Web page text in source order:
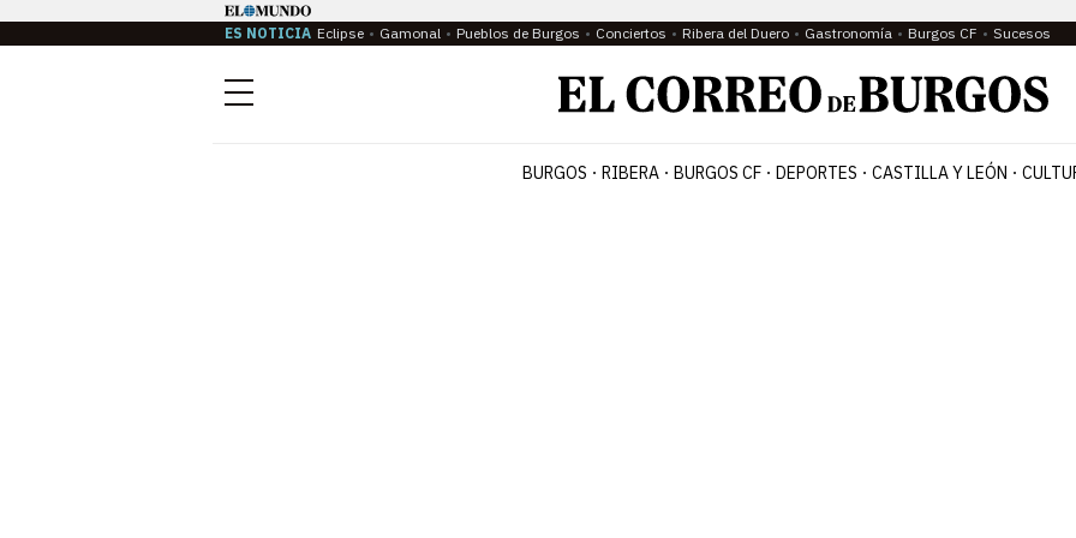
ES NOTICIA Eclipse Gamonal Pueblos de Burgos Conciertos Ribera del Duero Gastronomía Burgos CF Sucesos
Menú
BURGOS RIBERA BURGOS CF DEPORTES CASTILLA Y LEÓN